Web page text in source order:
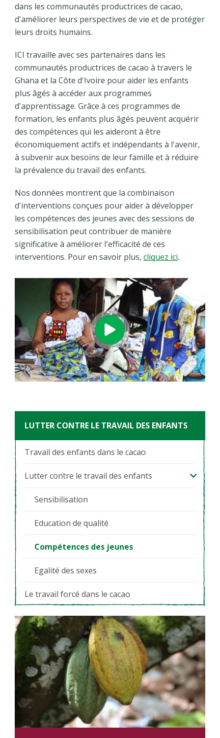
dans les communautés productrices de cacao,
d'améliorer leurs perspectives de vie et de protéger
leurs droits humains.
ICI travaille avec ses partenaires dans les
communautés productrices de cacao à travers le
Ghana et la Côte d'Ivoire pour aider les enfants
plus âgés à accéder aux programmes
d'apprentissage. Grâce à ces programmes de
formation, les enfants plus âgés peuvent acquérir
des compétences qui les aideront à être
économiquement actifs et indépendants à l'avenir,
à subvenir aux besoins de leur famille et à réduire
la prévalence du travail des enfants.
Nos données montrent que la combinaison
d'interventions conçues pour aider à développer
les compétences des jeunes avec des sessions de
sensibilisation peut contribuer de manière
significative à améliorer l'efficacité de ces
interventions. Pour en savoir plus, cliquez ici.
LUTTER CONTRE LE TRAVAIL DES ENFANTS
Travail des enfants dans le cacao
Lutter contre le travail des enfants
Sensibilisation
Education de qualité
Compétences des jeunes
Egalité des sexes
Le travail forcé dans le cacao